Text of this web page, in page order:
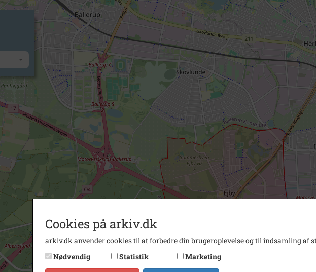
Cookies på arkiv.dk
arkiv.dk anvender cookies til at forbedre din brugeroplevelse og til indsamling af
Nødvendig
Statistik Marketing